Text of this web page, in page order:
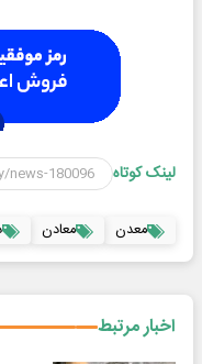
لینک کوتاه
معدن معادن
اخبار مرتبط